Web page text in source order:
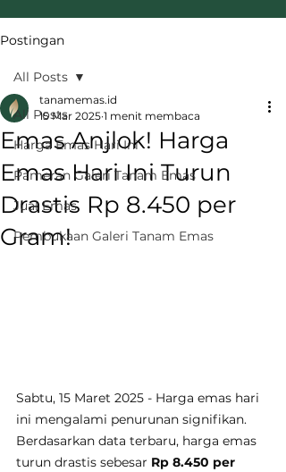
Postingan
All Posts
Harga Emas Hari Ini
Pameran Galeri Tanam Emas
Jual Emas
Pembukaan Galeri Tanam Emas
All Posts
Emas Anjlok! Harga
Emas Hari Ini Turun
Drastis Rp 8.450 per
Gram!
tanamemas.id
15 Mar 2025 1 menit membaca
Sabtu, 15 Maret 2025 - Harga emas hari
ini mengalami penurunan signifikan.
Berdasarkan data terbaru, harga emas
turun drastis sebesar Rp 8.450 per